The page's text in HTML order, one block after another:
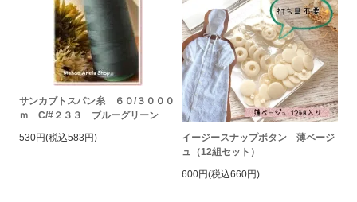
サンカブトスパン糸 ６０/３０００
ｍ C/#２３３ ブルーグリーン
530円(税込583円)
イージースナップボタン 薄ベージ
ュ（12組セット）
600円(税込660円)